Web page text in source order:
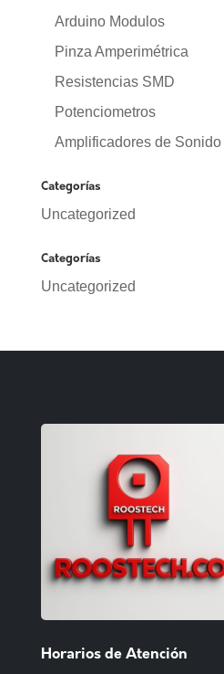
Arduino Modulos
Pinza Amperimétrica
Resistencias SMD
Potenciometros
Amplificadores de Sonido
Categorías
Uncategorized
Categorías
Uncategorized
Horarios de Atención